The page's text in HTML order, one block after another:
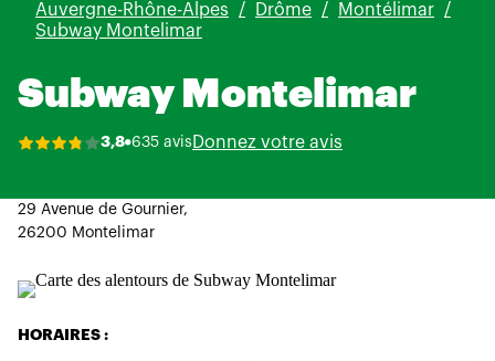
Auvergne-Rhône-Alpes
Drôme
Montélimar
Subway Montelimar
Subway Montelimar
3,8 635 avis Donnez votre avis
29 Avenue de Gournier,
26200 Montelimar
HORAIRES :